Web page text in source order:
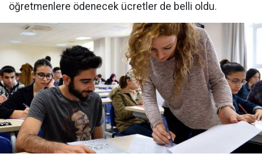
öğretmenlere ödenecek ücretler de belli oldu.